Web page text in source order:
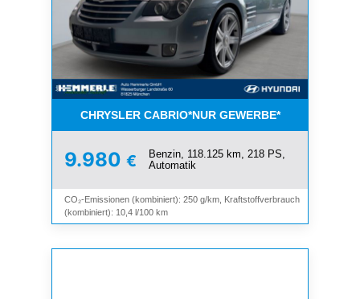
CHRYSLER CABRIO*NUR GEWERBE*
9.980 €
Benzin, 118.125 km, 218 PS,
Automatik
CO₂-Emissionen (kombiniert): 250 g/km, Kraftstoffverbrauch
(kombiniert): 10,4 l/100 km